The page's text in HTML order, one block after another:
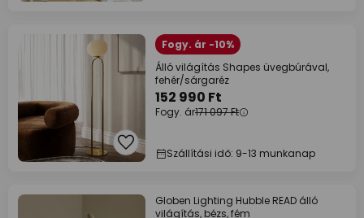
Fogy. ár -10%
Álló világítás Shapes üvegbúrával,
fehér/sárgaréz
152 990 Ft
Fogy. ár171 097 Ft
Szállítási idő: 9-13 munkanap
Globen Lighting Hubble READ álló
világítás, bézs, fém